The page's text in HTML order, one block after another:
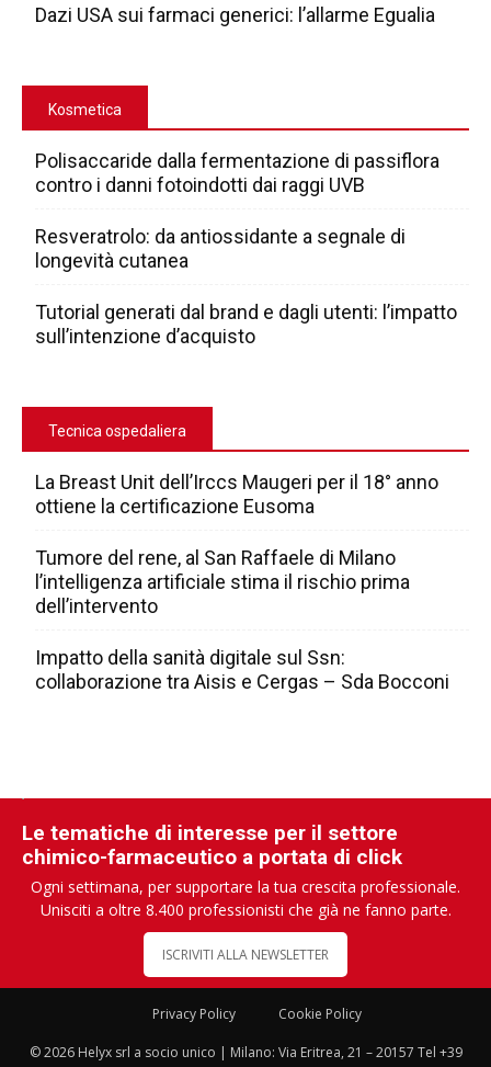
Dazi USA sui farmaci generici: l’allarme Egualia
Kosmetica
Polisaccaride dalla fermentazione di passiflora
contro i danni fotoindotti dai raggi UVB
Resveratrolo: da antiossidante a segnale di
longevità cutanea
Tutorial generati dal brand e dagli utenti: l’impatto
sull’intenzione d’acquisto
Tecnica ospedaliera
La Breast Unit dell’Irccs Maugeri per il 18° anno
ottiene la certificazione Eusoma
Tumore del rene, al San Raffaele di Milano
l’intelligenza artificiale stima il rischio prima
dell’intervento
Impatto della sanità digitale sul Ssn:
collaborazione tra Aisis e Cergas – Sda Bocconi
Le tematiche di interesse per il settore
chimico-farmaceutico a portata di click
Ogni settimana, per supportare la tua crescita professionale.
Unisciti a oltre 8.400 professionisti che già ne fanno parte.
ISCRIVITI ALLA NEWSLETTER
Privacy Policy Cookie Policy
© 2026 Helyx srl a socio unico | Milano: Via Eritrea, 21 – 20157 Tel +39